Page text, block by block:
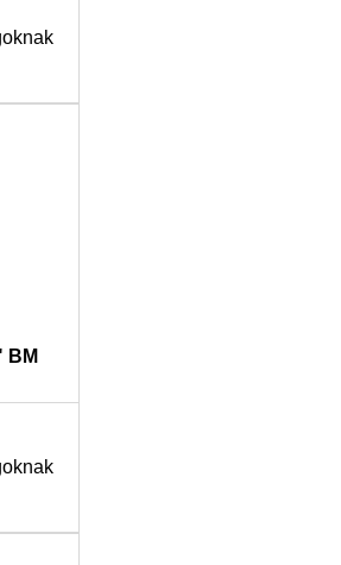
BM